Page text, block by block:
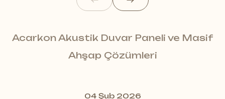
Acarkon Akustik Duvar Paneli ve Masif
Ahşap Çözümleri
04 Şub 2026